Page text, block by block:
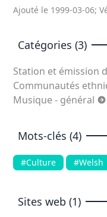
Ajouté le 1999-03-06;
Catégories (3)
Station et émission
Communautés
Musique - général
Mots-clés (4)
#Culture #Welsh
Sites web (1)